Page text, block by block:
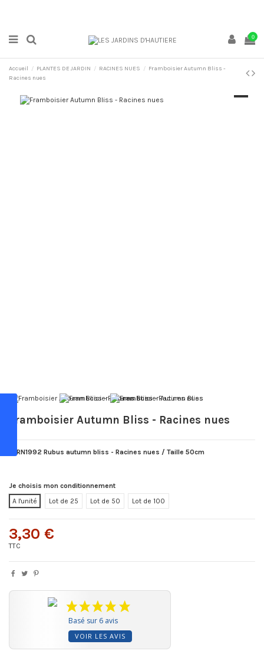
0
Accueil PLANTES DE JARDIN RACINES NUES
Framboisier Autumn Bliss -
Racines nues
Framboisier Autumn Bliss - Racines nues
PFRN1992 Rubus autumn bliss - Racines nues / Taille 50cm
Je choisis mon conditionnement
A l'unité
Lot de 25 Lot de 50 Lot de 100
3,30 €
TTC
Basé sur 6 avis
VOIR LES AVIS